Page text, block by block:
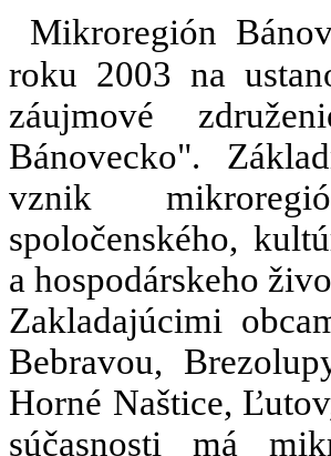
Mikroregión
roku 2003 na
záujmové
Bánovecko".
vznik
spoločenského,
a hospodárskeho
Zakladajúcimi
Bebravou,
Horné Naštice,
súčasnosti má